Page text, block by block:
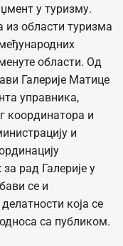
у туризму.
из области туризма
области. Од
Галерије Матице
управника,
координатора и
и
рад Галерије у
се и
која се
са публиком.